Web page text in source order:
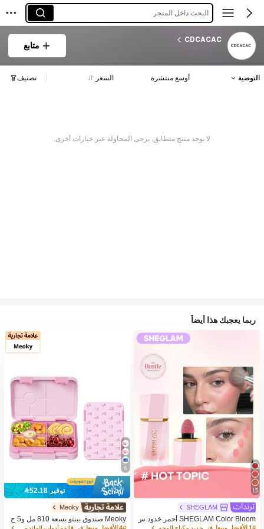
البحث داخل المتجر
CDCACAC
متابع
التوصية أوسع منتشرة السعر تصنيف
لا يوجد منتج متطابق. يرجى المحاولة عبر خيارات أخرى.
ربما يعجبك هذا أيضاً
15
SHEGLAM
SHEGLAM Color Bloom أحمر خدود س
ائل-Hot Topic حمره بلشر ماركة تجميل
6
توفير 52.18
Meoky
Meoky صندوق بينتو بسعة 810 مل و5 ح
جرات، صندوق غداء مانع للتسرب، حاوية ت